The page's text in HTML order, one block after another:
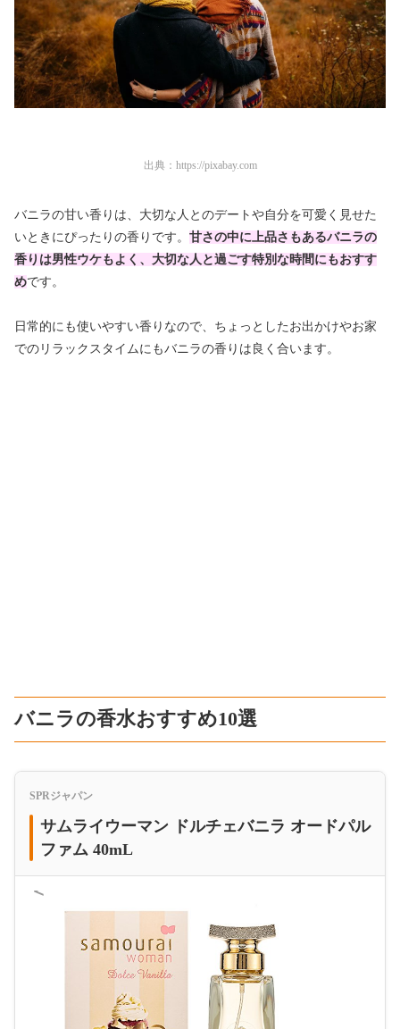
出典： https://pixabay.com
バニラの甘い香りは、大切な人とのデートや自分を可愛く見せた
いときにぴったりの香りです。 甘さの中に上品さもあるバニラの
香りは男性ウケもよく、大切な人と過ごす特別な時間にもおすす
めです。
日常的にも使いやすい香りなので、ちょっとしたお出かけやお家
でのリラックスタイムにもバニラの香りは良く合います。
バニラの香水おすすめ10選
SPRジャパン
サムライウーマン ドルチェバニラ オードパル
ファム 40mL
＜